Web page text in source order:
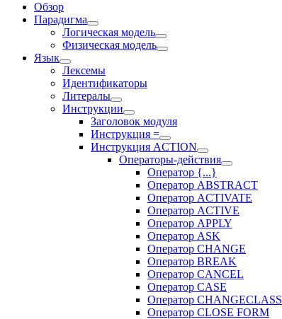
Обзор
Парадигма
Логическая модель
Физическая модель
Язык
Лексемы
Идентификаторы
Литералы
Инструкции
Заголовок модуля
Инструкция =
Инструкция ACTION
Операторы-действия
Оператор {...}
Оператор ABSTRACT
Оператор ACTIVATE
Оператор ACTIVE
Оператор APPLY
Оператор ASK
Оператор CHANGE
Оператор BREAK
Оператор CANCEL
Оператор CASE
Оператор CHANGECLASS
Оператор CLOSE FORM